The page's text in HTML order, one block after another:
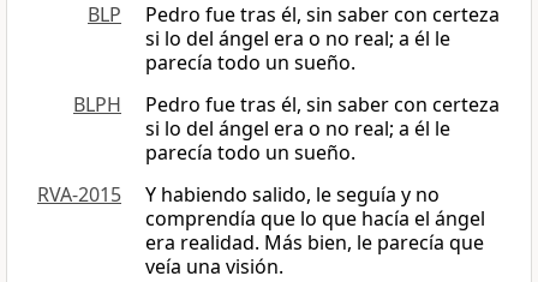
BLP
Pedro fue tras él, sin saber con certeza
si lo del ángel era o no real; a él le
parecía todo un sueño.
BLPH
Pedro fue tras él, sin saber con certeza
si lo del ángel era o no real; a él le
parecía todo un sueño.
RVA-2015
Y habiendo salido, le seguía y no
comprendía que lo que hacía el ángel
era realidad. Más bien, le parecía que
veía una visión.